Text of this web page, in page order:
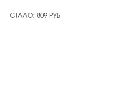
СТАЛО: 809 РУБ